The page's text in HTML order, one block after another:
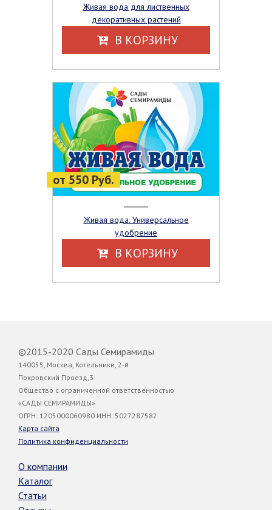
Живая вода для лиственных
декоративных растений
В КОРЗИНУ
от 550 Руб.
Живая вода. Универсальное
удобрение
В КОРЗИНУ
©2015-2020 Сады Семирамиды
140055, Москва, Котельники, 2-й
Покровский Проезд,3
Общество с ограниченной ответственностью
«САДЫ СЕМИРАМИДЫ»
ОГРН: 1205000060980 ИНН: 5027287582
Карта сайта
Политика конфиденциальности
О компании
Каталог
Статьи